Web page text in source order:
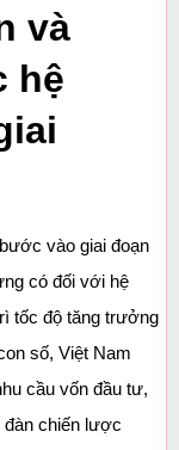
và
hệ
vào giai đoạn
có đối với hệ
tốc độ tăng trưởng
số, Việt Nam
cầu vốn đầu tư,
đàn chiến lược